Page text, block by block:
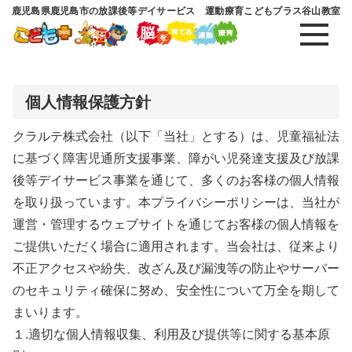
鹿児島県鹿児島市の放課後等デイサービス 運動療育こどもプラス谷山教室
個人情報保護方針
クラルテ株式会社（以下「当社」とする）は、児童福祉法
に基づく障害児通所支援事業、障がい児発達支援及び放課
後等デイサービス事業を通じて、多くのお客様の個人情報
を取り扱っています。本プライバシーポリシーは、当社が
運営・管理するウェブサイトを通じてお客様の個人情報を
ご提供いただく場合に適用されます。当会社は、従来より
不正アクセスや紛失、改ざん及び漏洩等の防止やサーバー
のセキュリティ確保に努め、安全性について万全を期して
まいります。
１.適切な個人情報収集、利用及び提供等に関する基本原